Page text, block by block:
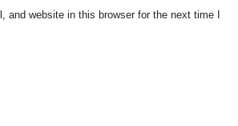
and website in this browser for the next time I